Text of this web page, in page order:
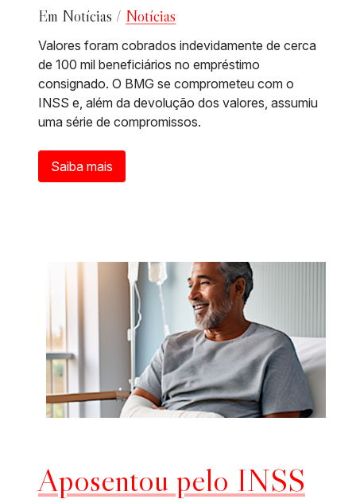
Em Notícias / Notícias
Valores foram cobrados indevidamente de cerca
de 100 mil beneficiários no empréstimo
consignado. O BMG se comprometeu com o
INSS e, além da devolução dos valores, assumiu
uma série de compromissos.
Saiba mais
Aposentou pelo INSS